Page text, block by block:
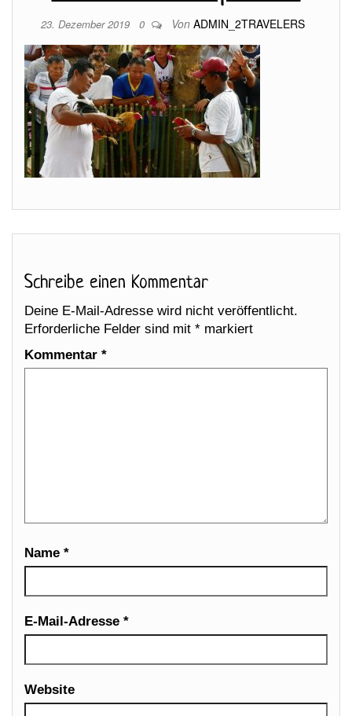
23. Dezember 2019 0 Von ADMIN_2TRAVELERS
Schreibe einen Kommentar
Deine E-Mail-Adresse wird nicht veröffentlicht.
Erforderliche Felder sind mit * markiert
Kommentar *
Name *
E-Mail-Adresse *
Website